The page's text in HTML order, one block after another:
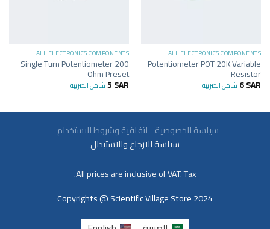
ALL ELECTRONICS COMPONENTS
Potentiometer POT 20K Variable
Resistor
6SAR شامل الضريبة
ALL ELECTRONICS COMPONENTS
Single Turn Potentiometer 200
Ohm Preset
5SAR شامل الضريبة
سياسة الخصوصية اتفاقية وشروط الاستخدام
سياسة الارجاع والاستبدال
All prices are inclusive of VAT. Tax.
Copyrights @ Scientific Village Store 2024